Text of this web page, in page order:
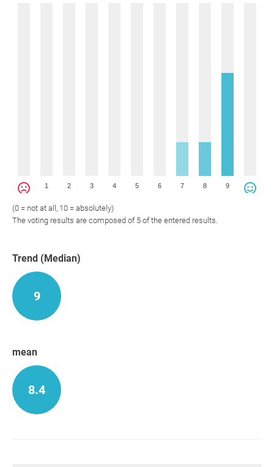
1 2 3 4 5 6 7 8 9
(0 = not at all, 10 = absolutely)
The voting results are composed of 5 of the entered results.
Trend (Median)
9
mean
8.4